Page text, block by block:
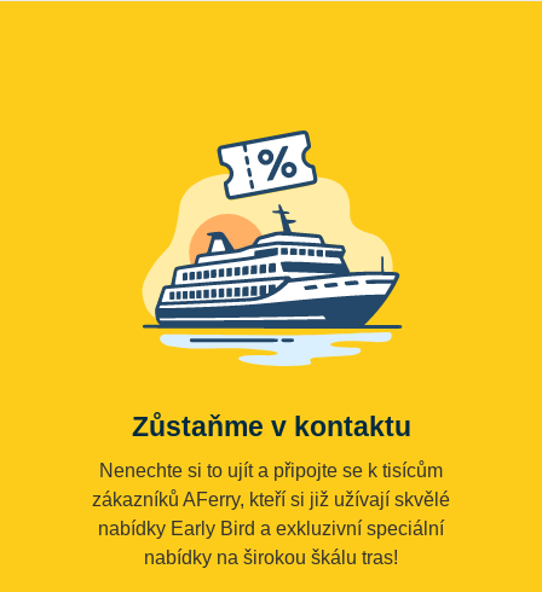
Zůstaňme v kontaktu
Nenechte si to ujít a připojte se k tisícům
zákazníků AFerry, kteří si již užívají skvělé
nabídky Early Bird a exkluzivní speciální
nabídky na širokou škálu tras!